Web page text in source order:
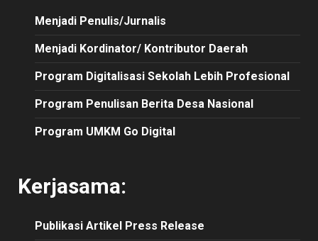
Menjadi Penulis/Jurnalis
Menjadi Kordinator/ Kontributor Daerah
Program Digitalisasi Sekolah Lebih Profesional
Program Penulisan Berita Desa Nasional
Program UMKM Go Digital
Kerjasama:
Publikasi Artikel Press Release